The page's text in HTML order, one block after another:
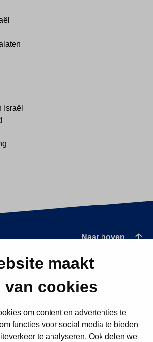
maakt
van cookies
om content en advertenties te
functies voor social media te bieden
te analyseren. Ook delen we
Israël
Naar boven